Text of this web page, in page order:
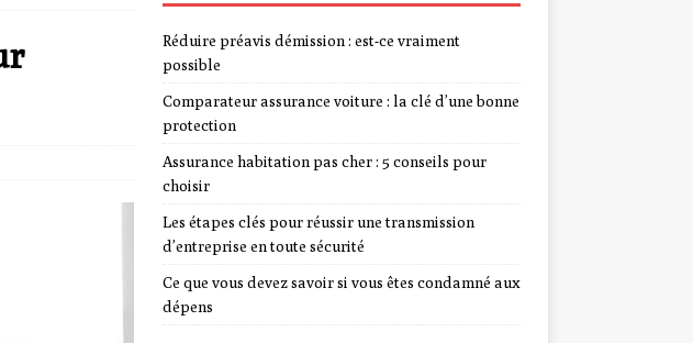
Réduire préavis démission : est-ce vraiment
possible
Comparateur assurance voiture : la clé d’une bonne
protection
Assurance habitation pas cher : 5 conseils pour
choisir
Les étapes clés pour réussir une transmission
d’entreprise en toute sécurité
Ce que vous devez savoir si vous êtes condamné aux
dépens